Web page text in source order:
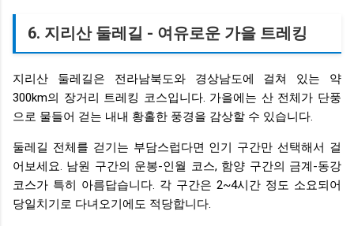
6. 지리산 둘레길 - 여유로운 가을 트레킹
지리산 둘레길은 전라남북도와 경상남도에 걸쳐 있는 약
300km의 장거리 트레킹 코스입니다. 가을에는 산 전체가 단풍
으로 물들어 걷는 내내 황홀한 풍경을 감상할 수 있습니다.
둘레길 전체를 걷기는 부담스럽다면 인기 구간만 선택해서 걸
어보세요. 남원 구간의 운봉-인월 코스, 함양 구간의 금계-동강
코스가 특히 아름답습니다. 각 구간은 2~4시간 정도 소요되어
당일치기로 다녀오기에도 적당합니다.